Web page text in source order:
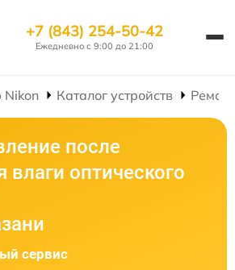
+7 (843) 254-50-42
Ежедневно с 9:00 до 21:00
Nikon Каталог устройств
после
влаги оптического
сервис